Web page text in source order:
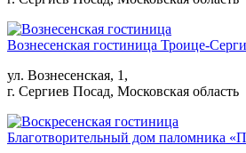
Вознесенская гостиница Троице-
ул. Вознесенская, 1,
г. Сергиев Посад, Московская область
Благотворительный дом паломника